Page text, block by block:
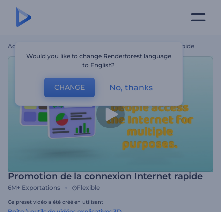
Accueil Promotion De La Connexion Internet Rapide
Promotion de la connexion Internet rapide
6M+ Exportations Flexible
Ce preset vidéo a été créé en utilisant
Would you like to change Renderforest language
to English?
CHANGE No, thanks